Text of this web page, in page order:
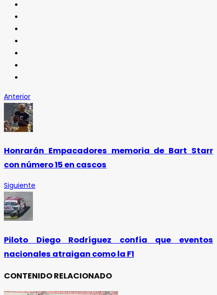
Anterior
Honrarán Empacadores memoria de Bart Starr
con número 15 en cascos
Siguiente
Piloto Diego Rodríguez confía que eventos
nacionales atraigan como la F1
CONTENIDO RELACIONADO